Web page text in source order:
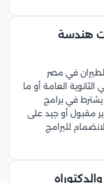
هندسة
في مصر
معدل لا يقل عن 65% في الثانوية العامة أو ما
في برامج
مقبول أو جيد على
للبرامج